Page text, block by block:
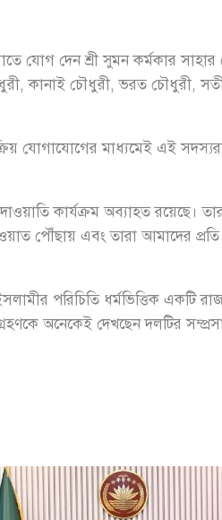
যোগ দেন শ্রী সুমন কর্মকার
কানাই চৌধুরী, ভরত চৌধুরী,
যোগাযোগের মাধ্যমেই এই
কার্যক্রম অব্যাহত রয়েছে।
পৌঁছায় এবং তারা আমাদের
পরিচিতি ধর্মভিত্তিক একটি
অনেকেই দেখছেন দলটির